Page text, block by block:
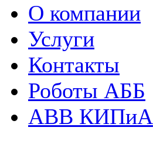
О компании
Услуги
Контакты
Роботы АББ
ABB КИПиА